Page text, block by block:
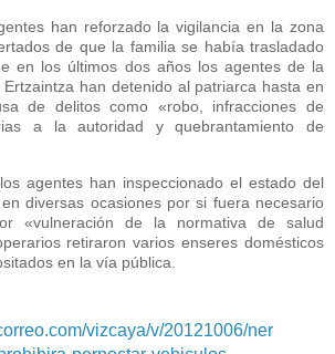
han reforzado la vigilancia en la zona
de que la familia se había trasladado
en los últimos dos años los agentes de la
han detenido al patriarca hasta en
de delitos como «robo, infracciones de
a la autoridad y quebrantamiento de
agentes han inspeccionado el estado del
diversas ocasiones por si fuera necesario
«vulneración de la normativa de salud
retiraron varios enseres domésticos
en la vía pública.
vizcaya/v/20121006/ner